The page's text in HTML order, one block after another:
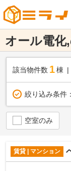
オール電化
該当物件数 1棟
絞り込み条件：
空室のみ
賃貸 | マンション